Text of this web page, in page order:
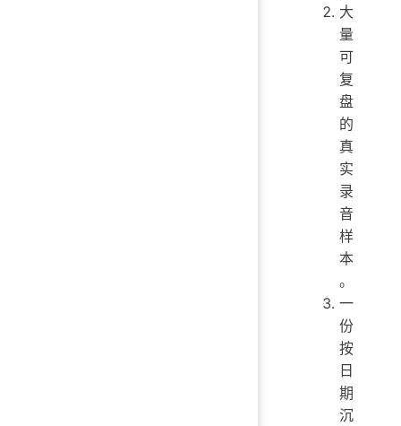
大
量
可
复
盘
的
真
实
录
音
样
本
。
一
份
按
日
期
沉